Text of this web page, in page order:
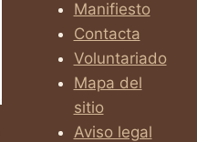
Manifiesto
Contacta
Voluntariado
Mapa del
sitio
Aviso legal